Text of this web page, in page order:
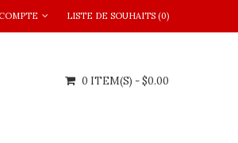
LISTE DE SOUHAITS (0)
0 ITEM(S) - $0.00